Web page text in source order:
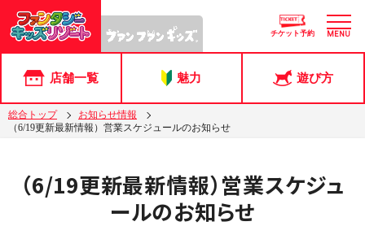
チケット予約 MENU
店舗一覧 魅力 遊び方
総合トップ
お知らせ情報
（6/19更新最新情報）営業スケジュールのお知らせ
（6/19更新最新情報）営業スケジュ
ールのお知らせ